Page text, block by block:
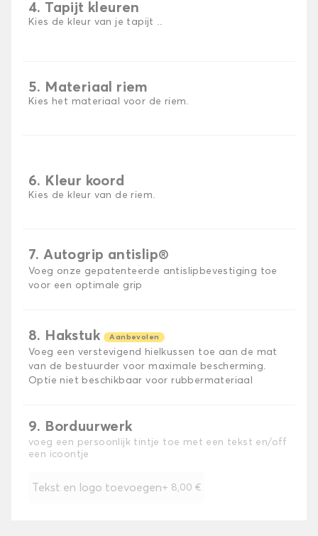
4. Tapijt kleuren
Kies de kleur van je tapijt ..
5. Materiaal riem
Kies het materiaal voor de riem.
6. Kleur koord
Kies de kleur van de riem.
7. Autogrip antislip®
Voeg onze gepatenteerde antislipbevestiging toe
voor een optimale grip
8. Hakstuk Aanbevolen
Voeg een verstevigend hielkussen toe aan de mat
van de bestuurder voor maximale bescherming.
Optie niet beschikbaar voor rubbermateriaal
9. Borduurwerk
voeg een persoonlijk tintje toe met een tekst en/off
een icoontje
Tekst en logo toevoegen+ 8,00 €